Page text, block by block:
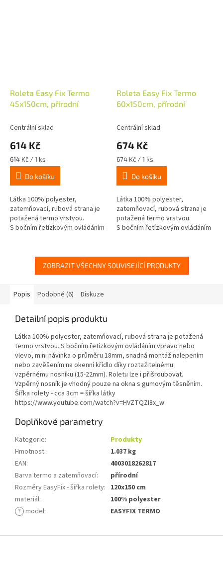
Roleta Easy Fix Termo
45x150cm, přírodní
Centrální sklad
614 Kč
Měrná
cena:
614 Kč / 1 ks
Do košíku
Látka 100% polyester,
zatemňovací, rubová strana je
potažená termo vrstvou.
S bočním řetízkovým ovládáním
montáž...
Roleta Easy Fix Termo
60x150cm, přírodní
Centrální sklad
674 Kč
Měrná
cena:
674 Kč / 1 ks
Do košíku
Látka 100% polyester,
zatemňovací, rubová strana je
potažená termo vrstvou.
S bočním řetízkovým ovládáním
montáž...
ZOBRAZIT VŠECHNY SOUVISEJÍCÍ PRODUKTY
Popis Podobné (6) Diskuze
Detailní popis produktu
Látka 100% polyester, zatemňovací, rubová strana je potažená
termo vrstvou. S bočním řetízkovým ovládáním vpravo nebo
vlevo, mini návinka o průměru 18mm, snadná montáž nalepením
nebo zavěšením na okenní křídlo díky roztažitelnému
vzpěrnému nosníku (15-22mm). Roletu lze i přišroubovat.
Vzpěrný nosník je vhodný pouze na okna s gumovým těsněním.
Šířka rolety - cca 3cm = šířka látky
https://www.youtube.com/watch?v=HVZTQZI8x_w
Doplňkové parametry
Kategorie:
Produkty
Hmotnost:
1.037 kg
EAN:
4003018262817
Barva termo a zatemňovací:
přírodní
Rozměry EasyFix - šířka rolety: 120x150 cm
materiál:
100% polyester
? model: EASYFIX TERMO